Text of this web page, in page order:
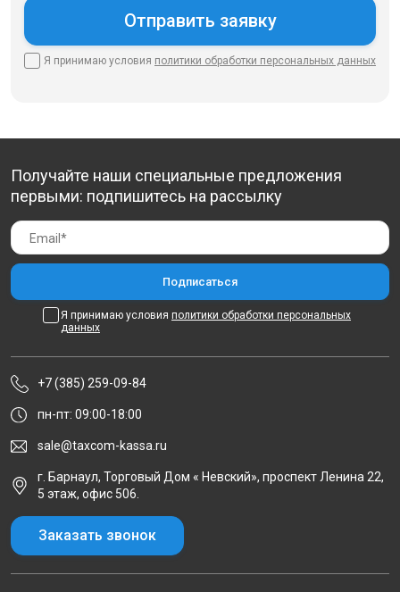
Я принимаю условия политики обработки персональных данных
Получайте наши специальные предложения
первыми: подпишитесь на рассылку
Я принимаю условия политики обработки персональных
данных
+7 (385) 259-09-84
пн-пт: 09:00-18:00
sale@taxcom-kassa.ru
г. Барнаул, Торговый Дом « Невский», проспект Ленина 22,
5 этаж, офис 506.
Заказать звонок